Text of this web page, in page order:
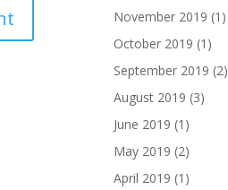
November 2019 (1)
October 2019 (1)
September 2019 (2)
August 2019 (3)
June 2019 (1)
May 2019 (2)
April 2019 (1)